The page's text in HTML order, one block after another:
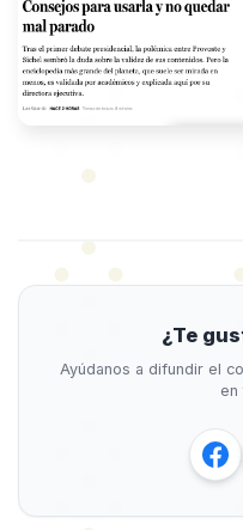
¿Te
Ayúdanos a difundir el
en